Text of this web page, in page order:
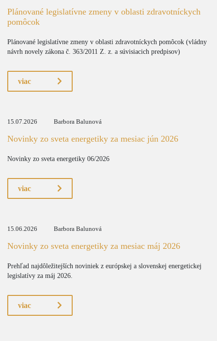
Plánované legislatívne zmeny v oblasti zdravotníckych
pomôcok
Plánované legislatívne zmeny v oblasti zdravotníckych pomôcok (vládny
návrh novely zákona č. 363/2011 Z. z. a súvisiacich predpisov)
viac
15.07.2026 Barbora Balunová
Novinky zo sveta energetiky za mesiac jún 2026
Novinky zo sveta energetiky 06/2026
viac
15.06.2026 Barbora Balunová
Novinky zo sveta energetiky za mesiac máj 2026
Prehľad najdôležitejších noviniek z európskej a slovenskej energetickej
legislatívy za máj 2026.
viac